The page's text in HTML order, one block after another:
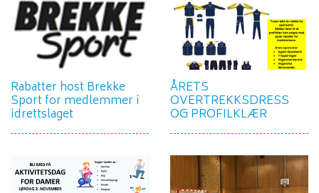
Rabatter host Brekke
Sport for medlemmer i
idrettslaget
ÅRETS
OVERTREKKSDRESS
OG PROFILKLÆR